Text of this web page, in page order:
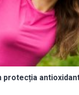
protecția